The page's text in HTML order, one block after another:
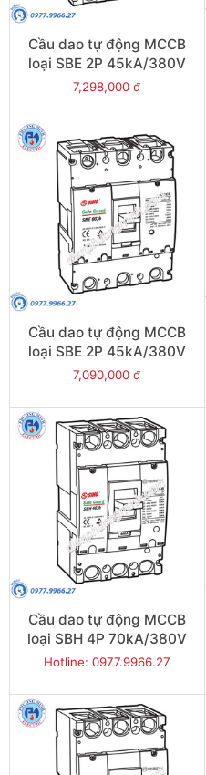
Cầu dao tự động MCCB
loại SBE 2P 45kA/380V
700A - Model
7,298,000 đ
Cầu dao tự động MCCB
loại SBE 2P 45kA/380V
600A - Model
7,090,000 đ
Cầu dao tự động MCCB
loại SBH 4P 70kA/380V
400A - Model
Hotline: 0977.9966.27